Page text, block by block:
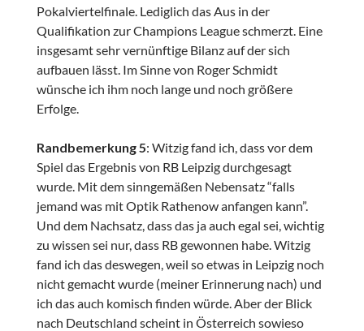
Pokalviertelfinale. Lediglich das Aus in der
Qualifikation zur Champions League schmerzt. Eine
insgesamt sehr vernünftige Bilanz auf der sich
aufbauen lässt. Im Sinne von Roger Schmidt
wünsche ich ihm noch lange und noch größere
Erfolge.
Randbemerkung 5: Witzig fand ich, dass vor dem
Spiel das Ergebnis von RB Leipzig durchgesagt
wurde. Mit dem sinngemäßen Nebensatz “falls
jemand was mit Optik Rathenow anfangen kann”.
Und dem Nachsatz, dass das ja auch egal sei, wichtig
zu wissen sei nur, dass RB gewonnen habe. Witzig
fand ich das deswegen, weil so etwas in Leipzig noch
nicht gemacht wurde (meiner Erinnerung nach) und
ich das auch komisch finden würde. Aber der Blick
nach Deutschland scheint in Österreich sowieso